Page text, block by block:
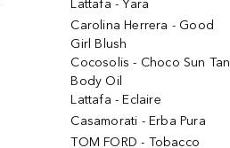
Lattafa - Yara
Carolina Herrera - Good
Girl Blush
Cocosolis - Choco Sun Tan
Body Oil
Lattafa - Eclaire
Casamorati - Erba Pura
TOM FORD - Tobacco